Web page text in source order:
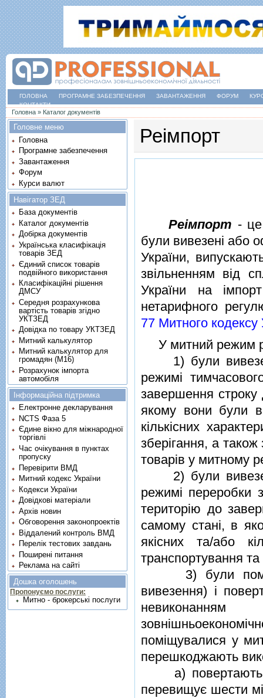
ГОЛОВНА ПРОГРАМНЕ ЗАБЕЗПЕЧЕННЯ ЗАВАНТАЖЕННЯ ФОРУМ
КОНТАКТИ
Ви є тут
Головна » Каталог документів
Реімпорт
Реiмпорт -
були вивезенi або
України,
звiльненням вiд
України на
нетарифного
77 Митного кодексу
У митний режим
1) були вивезенi
режимi
завершення
якому вони були
кiлькiсних
зберiгання, а
товарiв у митному
2) були вивезенi
режимi переробки
територiю до
самому станi, в
якiсних та/або
транспортування
3) були
вивезення) i
помiщувалися у
перешкоджають
а)
перевищує шести
Головне меню
Головна
Програмне забезпечення
Завантаження
Форум
Курси валют
Навігатор ЗЕД
База документів
Каталог документів
Добірка документів
Українська класифікація
товарів ЗЕД
Єдиний список товарів
подвійного використання
Класифікаційні рішення
ДМСУ
Середня розрахункова
вартість товарів згідно
УКТЗЕД
Довідка по товару УКТЗЕД
Митний калькулятор
Митний калькулятор для
громадян (М16)
Розрахунок імпорта
автомобіля
Інформаційна підтримка
Електронне декларування
NCTS Фаза 5
Єдине вікно для міжнародної
торгівлі
Час очікування в пунктах
пропуску
Перевірити ВМД
Митний кодекс України
Кодекси України
Довідкові матеріали
Архів новин
Обговорення законопроектів
Віддалений контроль ВМД
Перелік тестових завдань
Поширені питання
Реклама на сайті
Дошка оголошень
Пропонуємо послуги:
Митно - брокерські послуги